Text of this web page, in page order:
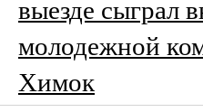
выезде сыграл
молодежной
Химок